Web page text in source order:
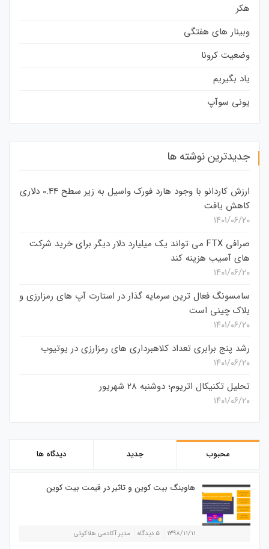
هکر
وبینار های هفتگی
وضعیت کرونا
یاد بگیریم
یونی سوآپ
جدیدترین نوشته ها
ارزش کاردانو با وجود هارد فورک واسیل به زیر سطح 0.44 دلاری
کاهش یافت
۱۴۰۱/۰۶/۲۰
صرافی FTX می تواند یک میلیارد دلار دیگر برای خرید شرکت
های آسیب هزینه کند
۱۴۰۱/۰۶/۲۰
سامسونگ فعال‌ ترین سرمایه‌ گذار در استارت‌ آپ‌ های رمزارزی و
بلاک چینی است
۱۴۰۱/۰۶/۲۰
رشد پنج برابری تعداد کلاهبرداری های رمزارزی در یوتیوب
۱۴۰۱/۰۶/۲۰
تحلیل تکنیکال اتریوم؛ دوشنبه 28 شهریور
۱۴۰۱/۰۶/۲۰
محبوب جدید دیدگاه ها
هاوینگ بیت کوین و تاثیر در قیمت بیت کوین
۱۳۹۸/۱۱/۱۱ ۵ دیدگاه مدیر آکادمی هلاکوئی